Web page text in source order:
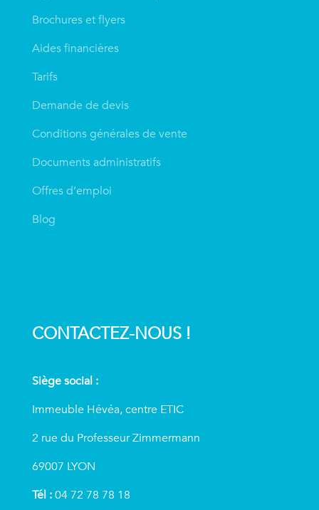
Brochures et flyers
Aides financières
Tarifs
Demande de devis
Conditions générales de vente
Documents administratifs
Offres d’emploi
Blog
CONTACTEZ-NOUS !
Siège social :
Immeuble Hévéa, centre ETIC
2 rue du Professeur Zimmermann
69007 LYON
Tél :04 72 78 78 18